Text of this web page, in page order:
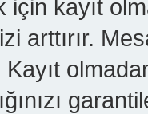
kayıt
arttırır.